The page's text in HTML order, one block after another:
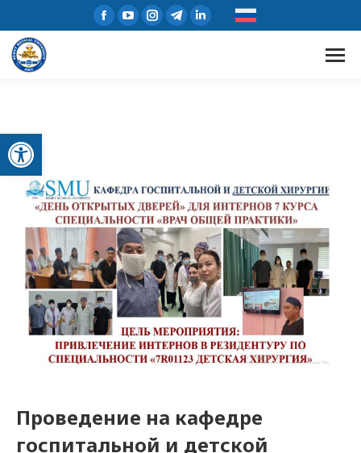
Открыть панель инструментов
Проведение на кафедре
госпитальной и детской